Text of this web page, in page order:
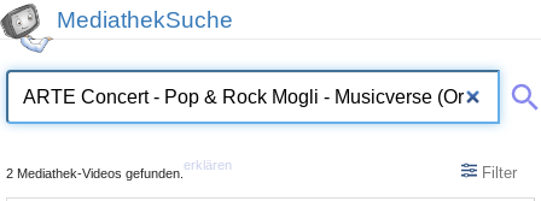
MediathekSuche
2 Mediathek-Videos gefunden.
erklären Filter